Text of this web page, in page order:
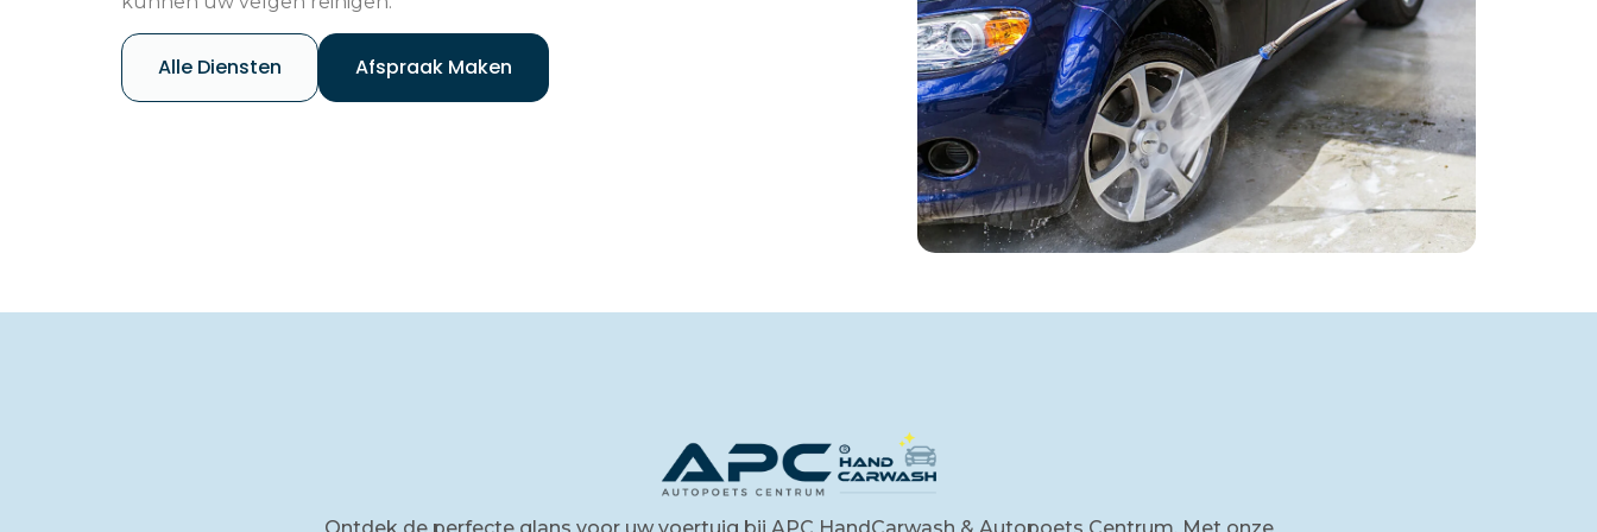
Alle Diensten Afspraak Maken